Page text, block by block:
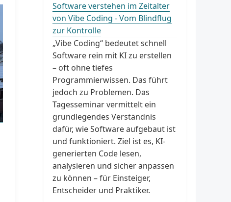
Software verstehen im Zeitalter
von Vibe Coding - Vom Blindflug
zur Kontrolle
„Vibe Coding“ bedeutet schnell
Software rein mit KI zu erstellen
– oft ohne tiefes
Programmierwissen. Das führt
jedoch zu Problemen. Das
Tagesseminar vermittelt ein
grundlegendes Verständnis
dafür, wie Software aufgebaut ist
und funktioniert. Ziel ist es, KI-
generierten Code lesen,
analysieren und sicher anpassen
zu können – für Einsteiger,
Entscheider und Praktiker.